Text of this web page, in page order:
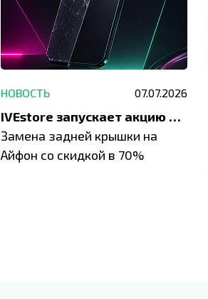
НОВОСТЬ 07.07.2026
IVEstore запускает акцию на замену заднего стекла
Замена задней крышки на
Айфон со скидкой в 70%